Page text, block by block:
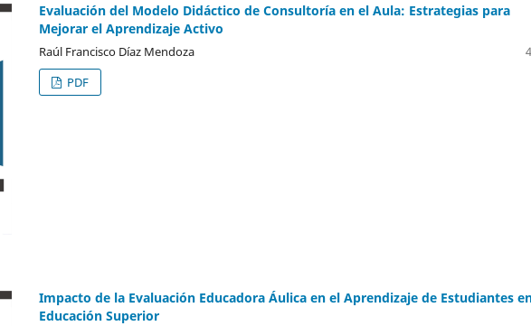
Evaluación del Modelo Didáctico de Consultoría en el Aula: Estrategias para
Mejorar el Aprendizaje Activo
Raúl Francisco Díaz Mendoza
PDF
Impacto de la Evaluación Educadora Áulica en el Aprendizaje de Estudiantes
Educación Superior